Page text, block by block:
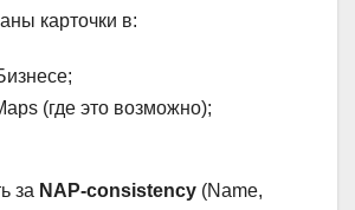
карточки в:
(где это возможно);
за NAP-consistency (Name,